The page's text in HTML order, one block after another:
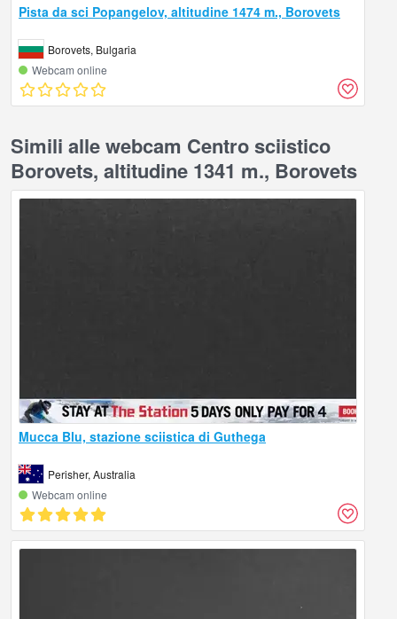
Pista da sci Popangelov, altitudine 1474 m., Borovets
Borovets, Bulgaria
Webcam online
Simili alle webcam Centro sciistico
Borovets, altitudine 1341 m., Borovets
Mucca Blu, stazione sciistica di Guthega
Perisher, Australia
Webcam online